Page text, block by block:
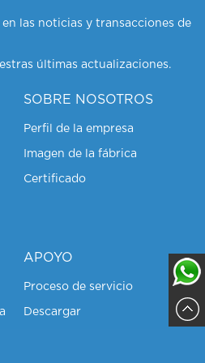
las noticias y transacciones de
últimas actualizaciones.
SOBRE NOSOTROS
Perfil de la empresa
Imagen de la fábrica
Certificado
APOYO
Proceso de servicio
Descargar
Sajja